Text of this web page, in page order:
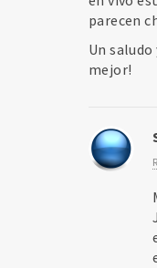
parecen
Un
mejor!